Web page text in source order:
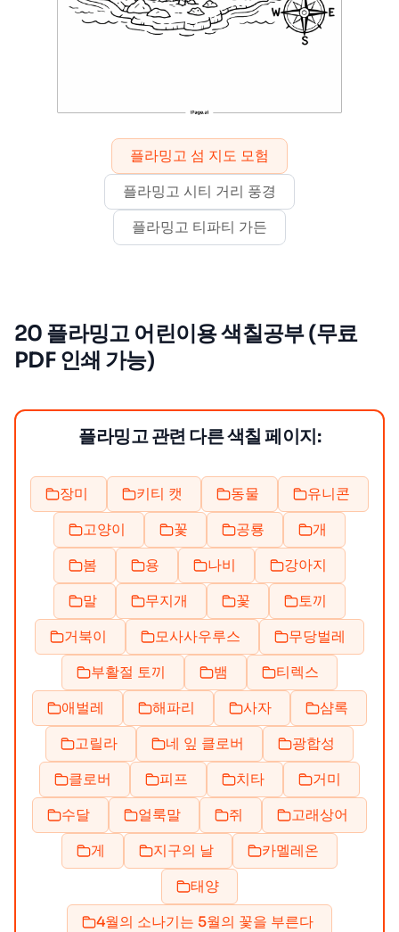
플라밍고 섬 지도 모험
플라밍고 시티 거리 풍경
플라밍고 티파티 가든
20 플라밍고 어린이용 색칠공부 (무료
PDF 인쇄 가능)
플라밍고 관련 다른 색칠 페이지:
장미 키티 캣 동물
유니콘
고양이
꽃 공룡
개
봄
용 나비
강아지
말
무지개 꽃
토끼
거북이
모사사우루스
무당벌레
부활절 토끼
뱀
티렉스
애벌레
해파리 사자
샴록
고릴라
네 잎 클로버
광합성
클로버
피프 치타
거미
수달
얼룩말 쥐
고래상어
게
지구의 날
카멜레온
태양
4월의 소나기는 5월의 꽃을 부른다